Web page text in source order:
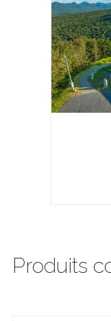
Produits